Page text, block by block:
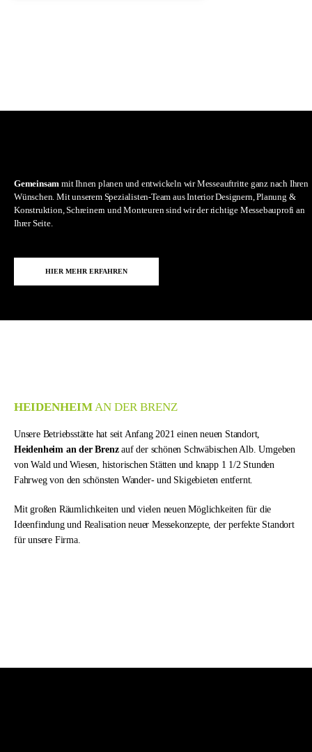
Gemeinsam mit Ihnen planen und entwickeln wir Messeauftritte ganz nach Ihren
Wünschen. Mit unserem Spezialisten-Team aus Interior Designern, Planung &
Konstruktion, Schreinern und Monteuren sind wir der richtige Messebauprofi an
Ihrer Seite.
HIER MEHR ERFAHREN
HEIDENHEIMAN DER BRENZ
Unsere Betriebsstätte hat seit Anfang 2021 einen neuen Standort,
Heidenheim an der Brenzauf der schönen Schwäbischen Alb. Umgeben
von Wald und Wiesen, historischen Stätten und knapp 1 1/2 Stunden
Fahrweg von den schönsten Wander- und Skigebieten entfernt.
Mit großen Räumlichkeiten und vielen neuen Möglichkeiten für die
Ideenfindung und Realisation neuer Messekonzepte, der perfekte Standort
für unsere Firma.